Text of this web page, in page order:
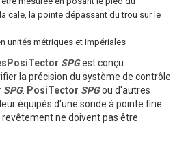
cale, la pointe dépassant du trou sur le
unités métriques et impériales
SPGest conçu
la précision du système de contrôle
SPG. PosiTector SPGou d'autres
équipés d'une sonde à pointe fine.
revêtement ne doivent pas être